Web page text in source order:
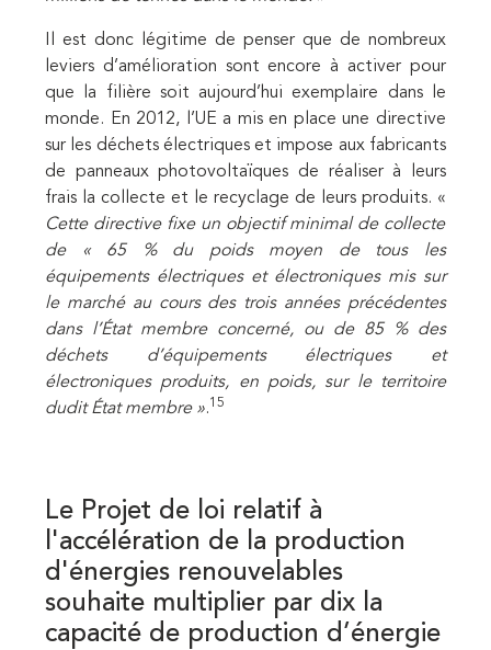
Il est donc légitime de penser que de nombreux
leviers d’amélioration sont encore à activer pour
que la filière soit aujourd’hui exemplaire dans le
monde. En 2012, l’UE a mis en place une directive
sur les déchets électriques et impose aux fabricants
de panneaux photovoltaïques de réaliser à leurs
frais la collecte et le recyclage de leurs produits. «
Cette directive fixe un objectif minimal de collecte
de « 65 % du poids moyen de tous les
équipements électriques et électroniques mis sur
le marché au cours des trois années précédentes
dans l’État membre concerné, ou de 85 % des
déchets d’équipements électriques et
électroniques produits, en poids, sur le territoire
dudit État membre ».15
Le Projet de loi relatif à
l'accélération de la production
d'énergies renouvelables
souhaite multiplier par dix la
capacité de production d’énergie